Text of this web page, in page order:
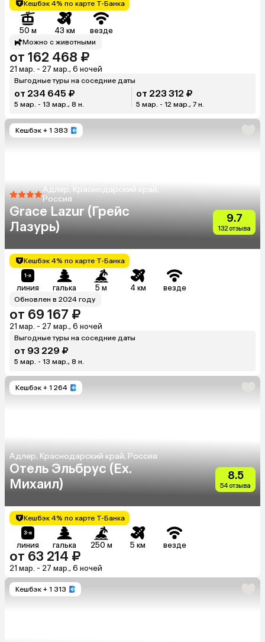
Кешбэк 4% по карте Т-Банка
50 м 43 км везде
Можно с животными
от 162 468 ₽
21 мар. - 27 мар., 6 ночей
Выгодные туры на соседние даты
от 234 645 ₽
5 мар. - 13 мар., 8 н.
от 223 312 ₽
5 мар. - 12 мар., 7 н.
Кешбэк + 1 383
Адлер, Краснодарский край,
Россия
Grace Lazur (Грейс
Лазурь)
9.7
132 отзыва
Кешбэк 4% по карте Т-Банка
линия галька 5 м 4 км везде
Обновлен в 2024 году
от 69 167 ₽
21 мар. - 27 мар., 6 ночей
Выгодные туры на соседние даты
от 93 229 ₽
5 мар. - 13 мар., 8 н.
Кешбэк + 1 264
Адлер, Краснодарский край, Россия
Отель Эльбрус (Ex.
Михаил)
8.5
54 отзыва
Кешбэк 4% по карте Т-Банка
линия галька 250 м 5 км везде
от 63 214 ₽
21 мар. - 27 мар., 6 ночей
Кешбэк + 1 313